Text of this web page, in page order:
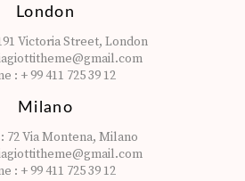
London
Victoria Street, London
: + 99 411 725 39 12
Milano
72 Via Montena, Milano
: + 99 411 725 39 12